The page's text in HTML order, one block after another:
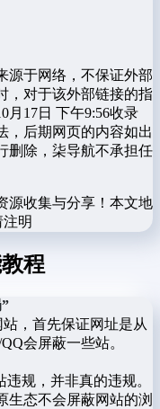
源于网络，不保证外部
，对于该外部链接的指
月17日 下午9:56收录
，后期网页的内容如出
删除，柒导航不承担任
收集与分享！ 本文地
注明
程
，首先保证网址是从
会屏蔽一些站。
规，并非真的违规。
生态不会屏蔽网站的浏